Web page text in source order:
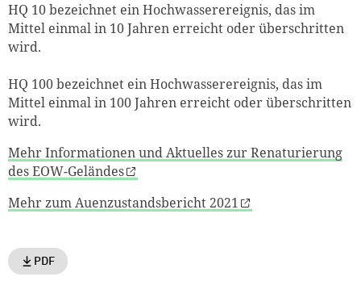
HQ 10 bezeichnet ein Hochwasserereignis, das im
Mittel einmal in 10 Jahren erreicht oder überschritten
wird.
HQ 100 bezeichnet ein Hochwasserereignis, das im
Mittel einmal in 100 Jahren erreicht oder überschritten
wird.
Mehr Informationen und Aktuelles zur Renaturierung
des EOW-Geländes
Mehr zum Auenzustandsbericht 2021
PDF